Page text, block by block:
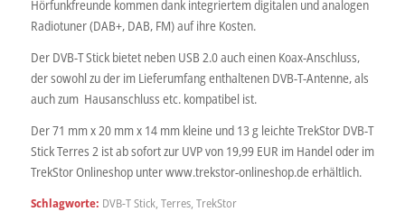
Hörfunkfreunde kommen dank integriertem digitalen und analogen
Radiotuner (DAB+, DAB, FM) auf ihre Kosten.
Der DVB-T Stick bietet neben USB 2.0 auch einen Koax-Anschluss,
der sowohl zu der im Lieferumfang enthaltenen DVB-T-Antenne, als
auch zum Hausanschluss etc. kompatibel ist.
Der 71 mm x 20 mm x 14 mm kleine und 13 g leichte TrekStor DVB-T
Stick Terres 2 ist ab sofort zur UVP von 19,99 EUR im Handel oder im
TrekStor Onlineshop unter www.trekstor-onlineshop.de erhältlich.
Schlagworte: DVB-T Stick, Terres, TrekStor